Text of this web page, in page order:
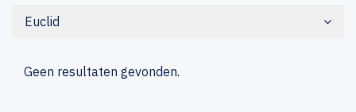
Euclid
Geen resultaten gevonden.